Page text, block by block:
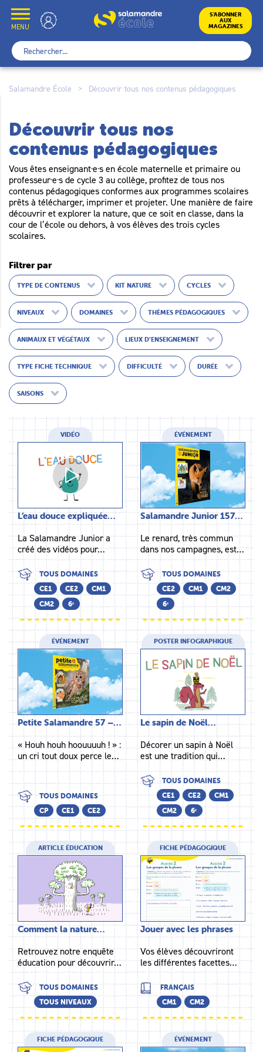
content
MENU
École S’ABONNER
AUX
MAGAZINES
Rechercher :
Salamandre École > Découvrir tous nos contenus pédagogiques
Découvrir tous nos
contenus pédagogiques
Vous êtes enseignant·e·s en école maternelle et primaire ou
professeur·e·s de cycle 3 au collège, profitez de tous nos
contenus pédagogiques conformes aux programmes scolaires
prêts à télécharger, imprimer et projeter. Une manière de faire
découvrir et explorer la nature, que ce soit en classe, dans la
cour de l’école ou dehors, à vos élèves des trois cycles
scolaires.
Filtrer par
TYPE DE CONTENUS KIT NATURE CYCLES
NIVEAUX DOMAINES THÈMES PÉDAGOGIQUES
ANIMAUX ET VÉGÉTAUX LIEUX D’ENSEIGNEMENT
TYPE FICHE TECHNIQUE DIFFICULTÉ DURÉE
SAISONS
VIDÉO
L’eau douce expliquée…
La Salamandre Junior a
créé des vidéos pour…
TOUS DOMAINES
CE1
CE2
CM1
CM2
6ᵉ
ÉVÉNEMENT
Salamandre Junior 157…
Le renard, très commun
dans nos campagnes, est…
TOUS DOMAINES
CE2
CM1
CM2
6ᵉ
ÉVÉNEMENT
Petite Salamandre 57 –…
« Houh houh hoouuuuh ! » :
un cri tout doux perce le…
TOUS DOMAINES
CP
CE1 CE2
POSTER INFOGRAPHIQUE
Le sapin de Noël…
Décorer un sapin à Noël
est une tradition qui…
TOUS DOMAINES
CE1
CE2
CM1
CM2
6ᵉ
ARTICLE ÉDUCATION
Comment la nature…
Retrouvez notre enquête
éducation pour découvrir…
TOUS DOMAINES
TOUS NIVEAUX
FICHE PÉDAGOGIQUE
Jouer avec les phrases
Vos élèves découvriront
les différentes facettes…
FRANÇAIS
CM1
CM2
FICHE PÉDAGOGIQUE ÉVÉNEMENT